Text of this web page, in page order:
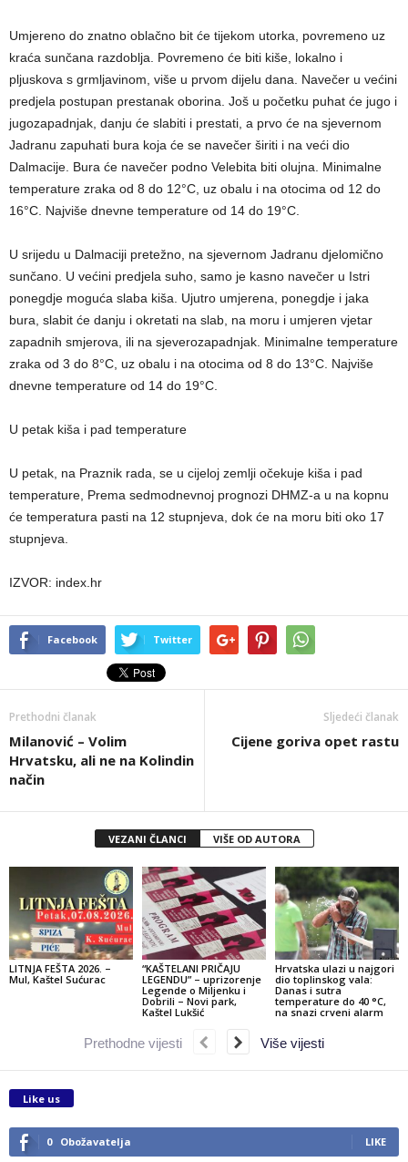
Umjereno do znatno oblačno bit će tijekom utorka, povremeno uz
kraća sunčana razdoblja. Povremeno će biti kiše, lokalno i
pljuskova s grmljavinom, više u prvom dijelu dana. Navečer u većini
predjela postupan prestanak oborina. Još u početku puhat će jugo i
jugozapadnjak, danju će slabiti i prestati, a prvo će na sjevernom
Jadranu zapuhati bura koja će se navečer širiti i na veći dio
Dalmacije. Bura će navečer podno Velebita biti olujna. Minimalne
temperature zraka od 8 do 12°C, uz obalu i na otocima od 12 do
16°C. Najviše dnevne temperature od 14 do 19°C.
U srijedu u Dalmaciji pretežno, na sjevernom Jadranu djelomično
sunčano. U većini predjela suho, samo je kasno navečer u Istri
ponegdje moguća slaba kiša. Ujutro umjerena, ponegdje i jaka
bura, slabit će danju i okretati na slab, na moru i umjeren vjetar
zapadnih smjerova, ili na sjeverozapadnjak. Minimalne temperature
zraka od 3 do 8°C, uz obalu i na otocima od 8 do 13°C. Najviše
dnevne temperature od 14 do 19°C.
U petak kiša i pad temperature
U petak, na Praznik rada, se u cijeloj zemlji očekuje kiša i pad
temperature, Prema sedmodnevnoj prognozi DHMZ-a u na kopnu
će temperatura pasti na 12 stupnjeva, dok će na moru biti oko 17
stupnjeva.
IZVOR: index.hr
Facebook Twitter
Prethodni članak
Milanović – Volim
Hrvatsku, ali ne na Kolindin
način
Sljedeći članak
Cijene goriva opet rastu
VEZANI ČLANCI VIŠE OD AUTORA
LITNJA FEŠTA 2026. –
Mul, Kaštel Sućurac
“KAŠTELANI PRIČAJU
LEGENDU” – uprizorenje
Legende o Miljenku i
Dobrili – Novi park,
Kaštel Lukšić
Hrvatska ulazi u najgori
dio toplinskog vala:
Danas i sutra
temperature do 40 °C,
na snazi crveni alarm
Prethodne vijesti Više vijesti
Like us
0 Obožavatelja LIKE